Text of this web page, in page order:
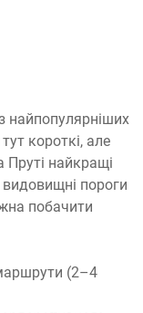
найпопулярніших
короткі, але
Пруті найкращі
пороги
побачити
(2–4